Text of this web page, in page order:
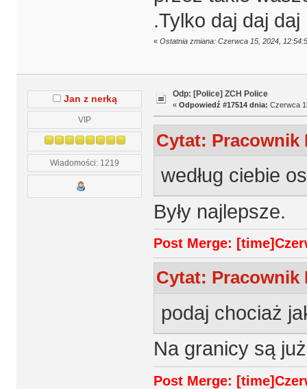
.Tylko daj daj
« Ostatnia zmiana: Czerwca 15, 2024,
Jan z nerką
VIP
Wiadomości: 1219
Odp: [Police] ZCH Police
« Odpowiedź #17514 dnia: Czerwca
Cytat: Pracownik
według ciebie
Były najlepsze.
Post Merge:
Cytat: Pracownik
podaj chociaż
Na granicy są
Post Merge: